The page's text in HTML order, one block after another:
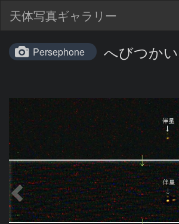
天体写真ギャラリー
Persephone へびつか